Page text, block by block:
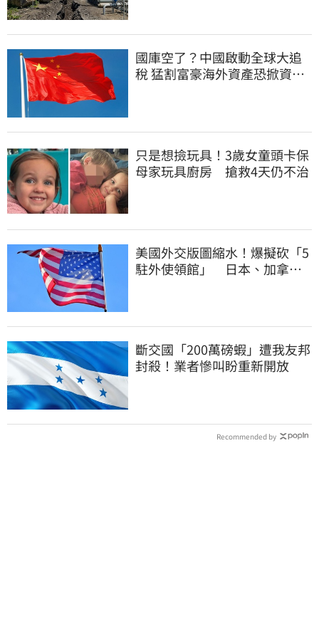
國庫空了？中國啟動全球大追
稅 猛割富豪海外資產恐掀資金
只是想撿玩具！3歲女童頭卡保
母家玩具廚房 搶救4天仍不治
美國外交版圖縮水！爆擬砍「5
駐外使領館」 日本、加拿
斷交國「200萬磅蝦」遭我友邦
封殺！業者慘叫盼重新開放
Recommended by